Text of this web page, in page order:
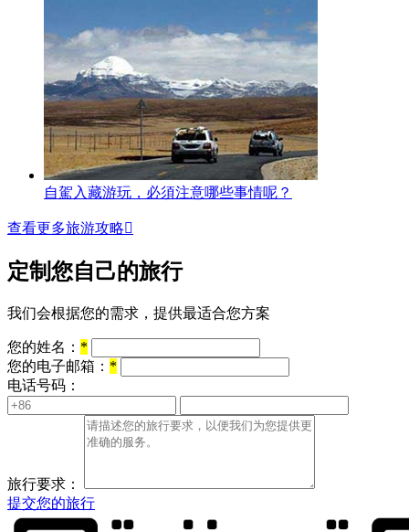
自駕入藏游玩，必須注意哪些事情呢？
查看更多旅游攻略
定制您自己的旅行
我们会根据您的需求，提供最适合您方案
您的姓名： *
您的电子邮箱： *
电话号码：
旅行要求：
提交您的旅行